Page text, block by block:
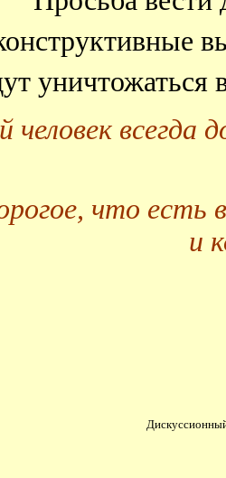
человек всегда
что есть
и